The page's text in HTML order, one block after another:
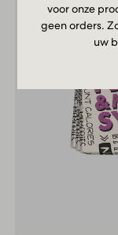
voor onze
geen orders.
uw